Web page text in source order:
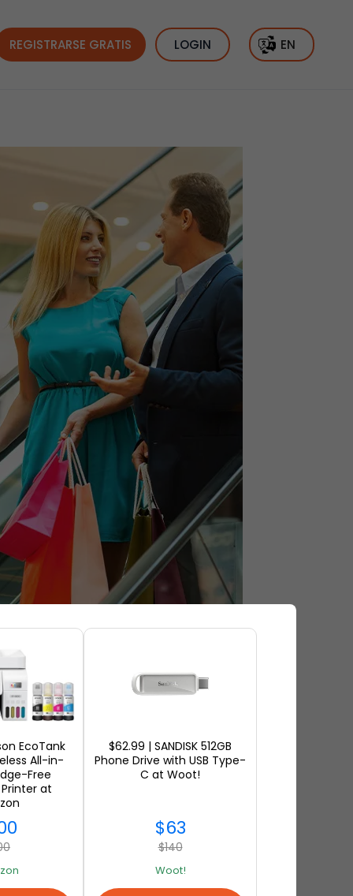
REGISTRARSE GRATIS LOGIN EN
EcoTank
All-in-
Free
at
$62.99 | SANDISK 512GB
Phone Drive with USB Type-
C at Woot!
$63
$140
Woot!